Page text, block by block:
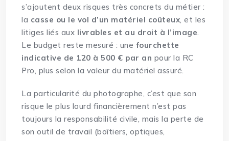
s’ajoutent deux risques très concrets du métier :
la casse ou le vol d’un matériel coûteux, et les
litiges liés aux livrables et au droit à l’image.
Le budget reste mesuré : une fourchette
indicative de 120 à 500 € par an pour la RC
Pro, plus selon la valeur du matériel assuré.
La particularité du photographe, c’est que son
risque le plus lourd financièrement n’est pas
toujours la responsabilité civile, mais la perte de
son outil de travail (boîtiers, optiques,